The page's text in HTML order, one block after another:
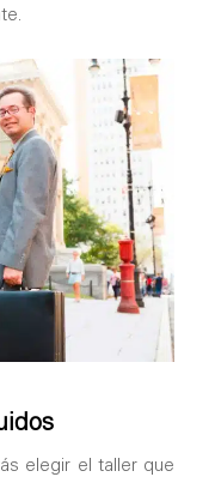
elegir el taller que